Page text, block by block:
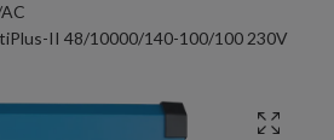
II 48/10000/140-100/100 230V